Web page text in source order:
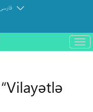
باز
و